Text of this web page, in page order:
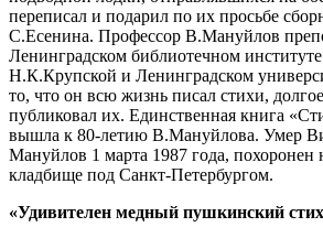
переписал и подарил по их просьбе
С.Есенина. Профессор В.Мануйлов
Ленинградском библиотечном
Н.К.Крупской и Ленинградском
то, что он всю жизнь писал стихи,
публиковал их. Единственная книга
вышла к 80-летию В.Мануйлова. Умер
Мануйлов 1 марта 1987 года, похоронен
кладбище под Санкт-Петербургом.
«Удивителен медный пушкинский